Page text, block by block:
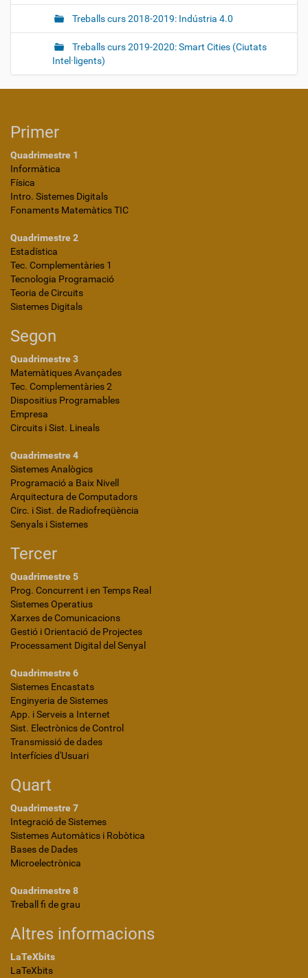
Treballs curs 2018-2019: Indústria 4.0
Treballs curs 2019-2020: Smart Cities (Ciutats
Intel·ligents)
Primer
Quadrimestre 1
Informàtica
Física
Intro. Sistemes Digitals
Fonaments Matemàtics TIC
Quadrimestre 2
Estadística
Tec. Complementàries 1
Tecnologia Programació
Teoria de Circuits
Sistemes Digitals
Segon
Quadrimestre 3
Matemàtiques Avançades
Tec. Complementàries 2
Dispositius Programables
Empresa
Circuits i Sist. Lineals
Quadrimestre 4
Sistemes Analògics
Programació a Baix Nivell
Arquitectura de Computadors
Circ. i Sist. de Radiofreqüència
Senyals i Sistemes
Tercer
Quadrimestre 5
Prog. Concurrent i en Temps Real
Sistemes Operatius
Xarxes de Comunicacions
Gestió i Orientació de Projectes
Processament Digital del Senyal
Quadrimestre 6
Sistemes Encastats
Enginyeria de Sistemes
App. i Serveis a Internet
Sist. Electrònics de Control
Transmissió de dades
Interfícies d'Usuari
Quart
Quadrimestre 7
Integració de Sistemes
Sistemes Automàtics i Robòtica
Bases de Dades
Microelectrònica
Quadrimestre 8
Treball fi de grau
Altres informacions
LaTeXbits
LaTeXbits